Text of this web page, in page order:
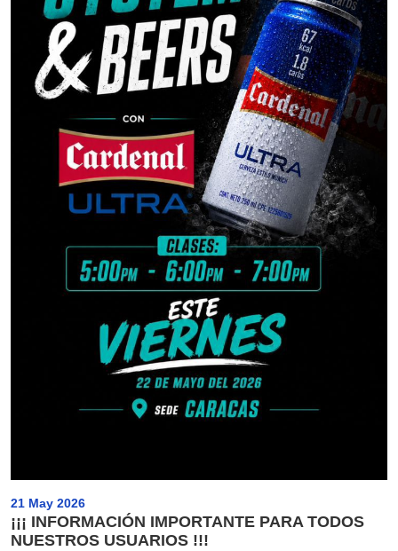
21 May 2026
¡¡¡ INFORMACIÓN IMPORTANTE PARA TODOS
NUESTROS USUARIOS !!!